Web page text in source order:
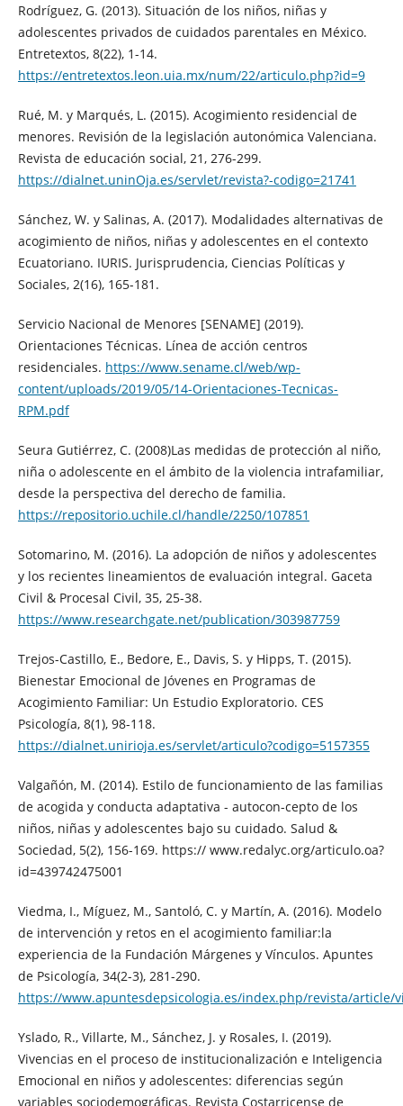
Rodríguez, G. (2013). Situación de los niños, niñas y
adolescentes privados de cuidados parentales en México.
Entretextos, 8(22), 1-14.
https://entretextos.leon.uia.mx/num/22/articulo.php?id=9
Rué, M. y Marqués, L. (2015). Acogimiento residencial de
menores. Revisión de la legislación autonómica Valenciana.
Revista de educación social, 21, 276-299.
https://dialnet.uninOja.es/servlet/revista?-codigo=21741
Sánchez, W. y Salinas, A. (2017). Modalidades alternativas de
acogimiento de niños, niñas y adolescentes en el contexto
Ecuatoriano. IURIS. Jurisprudencia, Ciencias Políticas y
Sociales, 2(16), 165-181.
Servicio Nacional de Menores [SENAME] (2019).
Orientaciones Técnicas. Línea de acción centros
residenciales. https://www.sename.cl/web/wp-
content/uploads/2019/05/14-Orientaciones-Tecnicas-
RPM.pdf
Seura Gutiérrez, C. (2008)Las medidas de protección al niño,
niña o adolescente en el ámbito de la violencia intrafamiliar,
desde la perspectiva del derecho de familia.
https://repositorio.uchile.cl/handle/2250/107851
Sotomarino, M. (2016). La adopción de niños y adolescentes
y los recientes lineamientos de evaluación integral. Gaceta
Civil & Procesal Civil, 35, 25-38.
https://www.researchgate.net/publication/303987759
Trejos-Castillo, E., Bedore, E., Davis, S. y Hipps, T. (2015).
Bienestar Emocional de Jóvenes en Programas de
Acogimiento Familiar: Un Estudio Exploratorio. CES
Psicología, 8(1), 98-118.
https://dialnet.unirioja.es/servlet/articulo?codigo=5157355
Valgañón, M. (2014). Estilo de funcionamiento de las familias
de acogida y conducta adaptativa - autocon-cepto de los
niños, niñas y adolescentes bajo su cuidado. Salud &
Sociedad, 5(2), 156-169. https:// www.redalyc.org/articulo.oa?
id=439742475001
Viedma, I., Míguez, M., Santoló, C. y Martín, A. (2016). Modelo
de intervención y retos en el acogimiento familiar:la
experiencia de la Fundación Márgenes y Vínculos. Apuntes
de Psicología, 34(2-3), 281-290.
https://www.apuntesdepsicologia.es/index.php/revista/article/
Yslado, R., Villarte, M., Sánchez, J. y Rosales, I. (2019).
Vivencias en el proceso de institucionalización e Inteligencia
Emocional en niños y adolescentes: diferencias según
variables sociodemográficas. Revista Costarricense de